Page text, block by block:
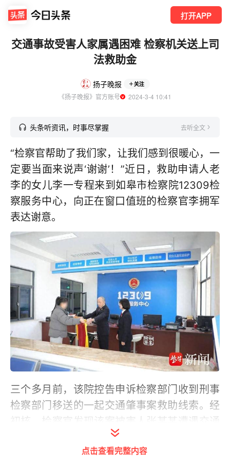
打开APP
交通事故受害人家属遇困难 检察机关送上司
法救助金
扬子晚报 关注
《扬子晚报》官方账号
  2024-3-4 10:41
头条听资讯，时事尽掌握 去听全文
“检察官帮助了我们家，让我们感到很暖心，一
定要当面来说声‘谢谢’！”近日，救助申请人老
李的女儿李一专程来到如皋市检察院12309检
察服务中心，向正在窗口值班的检察官李拥军
表达谢意。
三个多月前，该院控告申诉检察部门收到刑事
检察部门移送的一起交通肇事案救助线索。经
初核，检察官发现该案被害人张某某遭遇交通
事故死亡，殁年53岁，除大女儿已经工作外，
二女儿和小儿子仍在上学，而肇事方家里经济
点击查看完整内容